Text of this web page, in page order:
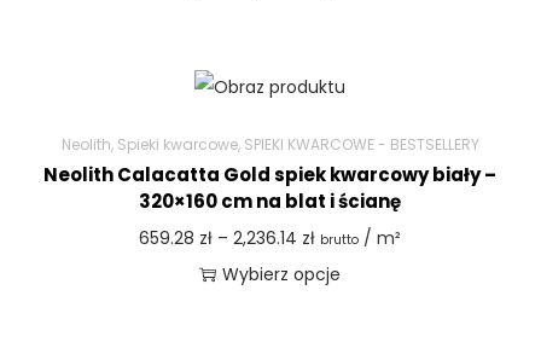
Neolith, Spieki kwarcowe, SPIEKI KWARCOWE - BESTSELLERY
Neolith Calacatta Gold spiek kwarcowy biały –
320×160 cm na blat i ścianę
659.28 zł – 2,236.14 zł brutto / m²
Wybierz opcje